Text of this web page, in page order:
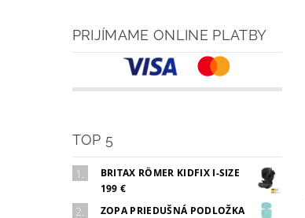
PRIJÍMAME ONLINE PLATBY
TOP 5
BRITAX RÖMER KIDFIX I-SIZE
199 €
ZOPA PRIEDUŠNÁ PODLOŽKA